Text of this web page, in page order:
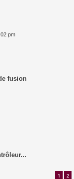
pm
fusion
1 2